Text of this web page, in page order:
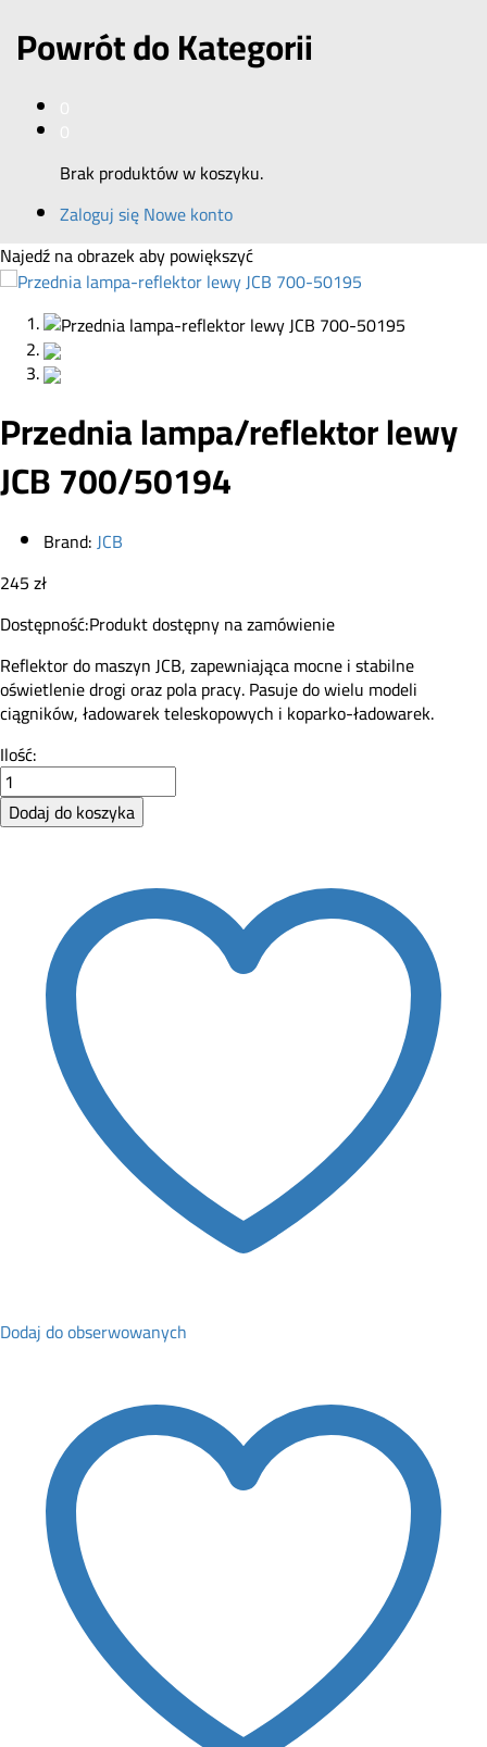
Powrót doKategorii
Brak produktów w koszyku.
Zaloguj sięNowe konto
Najedź na obrazek aby powiększyć
Przednia lampa/reflektor lewy
JCB 700/50194
Brand:JCB
245zł
Dostępność:Produkt dostępny na zamówienie
Reflektor do maszyn JCB, zapewniająca mocne i stabilne
oświetlenie drogi oraz pola pracy. Pasuje do wielu modeli
ciągników, ładowarek teleskopowych i koparko-ładowarek.
Przednia
lampa/reflektor
lewy
JCB
Ilość:
Dodaj do koszyka
Dodaj do obserwowanych